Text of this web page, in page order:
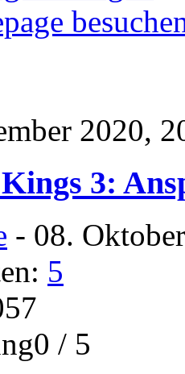
2020,
3:
- 08.
5
/ 5